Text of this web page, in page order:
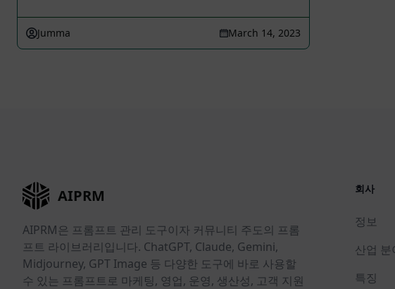
Jumma March 14, 2023
AIPRM
AIPRM은 프롬프트 관리 도구이자 커뮤니티 주도의 프롬
프트 라이브러리입니다. ChatGPT, Claude, Gemini,
Midjourney, GPT Image 등 다양한 도구에 바로 사용할
수 있는 프롬프트로 마케팅, 영업, 운영, 생산성, 고객 지원
회사
정보
산업 분
특징